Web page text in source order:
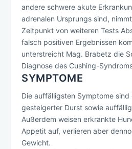
andere schwere akute
adrenalen Ursprungs sind,
Zeitpunkt von weiteren Tests
falsch positiven Ergebnissen
unterstreicht Mag. Brabetz die
Diagnose des Cushing-
SYMPTOME
Die auffälligsten Symptome sind
gesteigerter Durst sowie
Außerdem weisen erkrankte
Appetit auf, verlieren aber
Gewicht.